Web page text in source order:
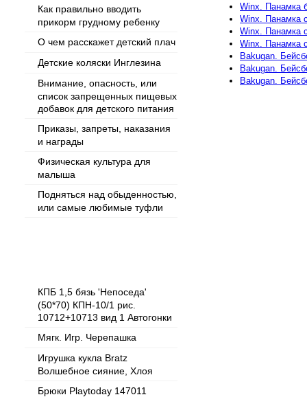
Как правильно вводить
прикорм грудному ребенку
О чем расскажет детский плач
Детские коляски Инглезина
Внимание, опасность, или
список запрещенных пищевых
добавок для детского питания
Приказы, запреты, наказания
и награды
Физическая культура для
малыша
Подняться над обыденностью,
или самые любимые туфли
КПБ 1,5 бязь 'Непоседа'
(50*70) КПН-10/1 рис.
10712+10713 вид 1 Автогонки
Мягк. Игр. Черепашка
Игрушка кукла Bratz
Волшебное сияние, Хлоя
Брюки Playtoday 147011
Winx. Панамка
Winx. Панамка
Winx. Панамка
Winx. Панамка
Bakugan.
Bakugan.
Bakugan.